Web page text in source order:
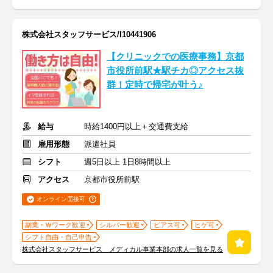
株式会社スタッフサービス/I10441906
【クリニックでの医療事務】京都
市役所前駅★駅チカ◎アクセス抜
群！定時で帰宅が叶う♪
給与
時給1400円以上＋交通費支給
雇用形態
派遣社員
シフト
週5日以上 1日8時間以上
アクセス
京都市役所前駅
オンライン面接可
副業・Ｗワーク歓迎 シルバー歓迎 ピアス可
ヒゲ可
シフト自由・自己申告
株式会社スタッフサービス メディカル事業本部の求人一覧を見る